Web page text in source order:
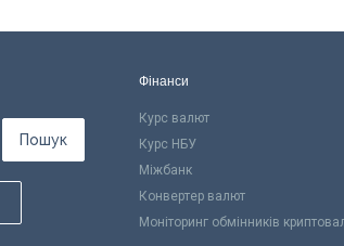
Пошук
Фінанси
Курс валют
Курс НБУ
Міжбанк
Конвертер валют
Моніторинг обмінників